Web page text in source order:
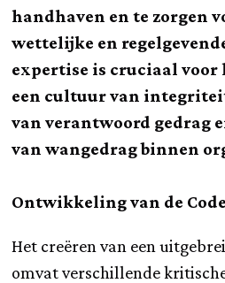
handhaven en te zorgen
wettelijke en
expertise is cruciaal voor
een cultuur van
van verantwoord gedrag
van wangedrag binnen
Ontwikkeling van de Code
Het creëren van een
omvat verschillende